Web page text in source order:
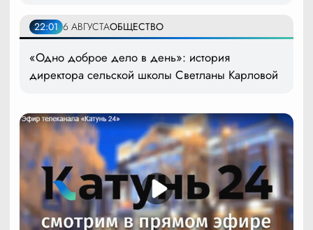
22:01 6 АВГУСТАОБЩЕСТВО
«Одно доброе дело в день»: история
директора сельской школы Светланы Карловой